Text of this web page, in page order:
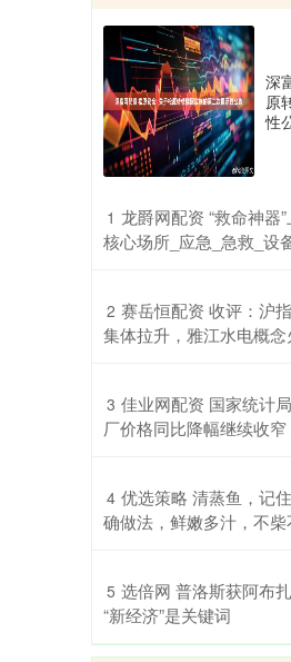
深
原
性
1 龙爵网配资 “救命神器
核心场所_应急_急救_设
2 赛岳恒配资 收评：沪
集体拉升，雅江水电概念
3 佳业网配资 国家统计
厂价格同比降幅继续收
4 优选策略 清蒸鱼，记
确做法，鲜嫩多汁，不
5 选倍网 普洛斯获阿布
“新经济”是关键词